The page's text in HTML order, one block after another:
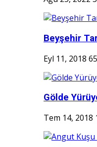
Beyşehir
Eyl 11, 2018
Gölde
Tem 14, 2018